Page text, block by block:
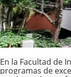
En la Facultad de
programas de